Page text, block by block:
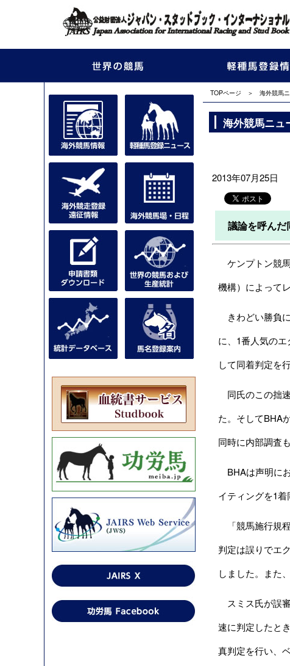
TOPページ ＞ 海外競馬
海外競馬ニュ
2013年07月25日
議論を呼んだ
ケンプトン競
機構） によって
きわどい勝負
に、1番人気の
して同着判定を行
同氏のこの拙
た。そしてBHA
同時に内部調査
BHAは声明に
イティングを1着
「競馬施行規
判定は誤りでエ
しました。また
スミス氏が誤
速に判定したと
真判定を行い、